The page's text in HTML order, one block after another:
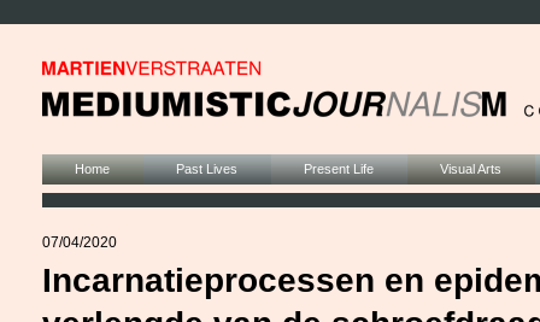
Home Past Lives Present Life Visual Arts
07/04/2020
Incarnatieprocessen en